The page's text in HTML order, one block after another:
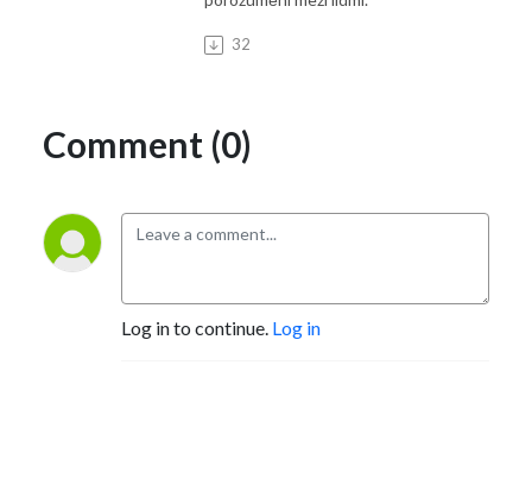
32
Comment (0)
Log in to continue. Log in